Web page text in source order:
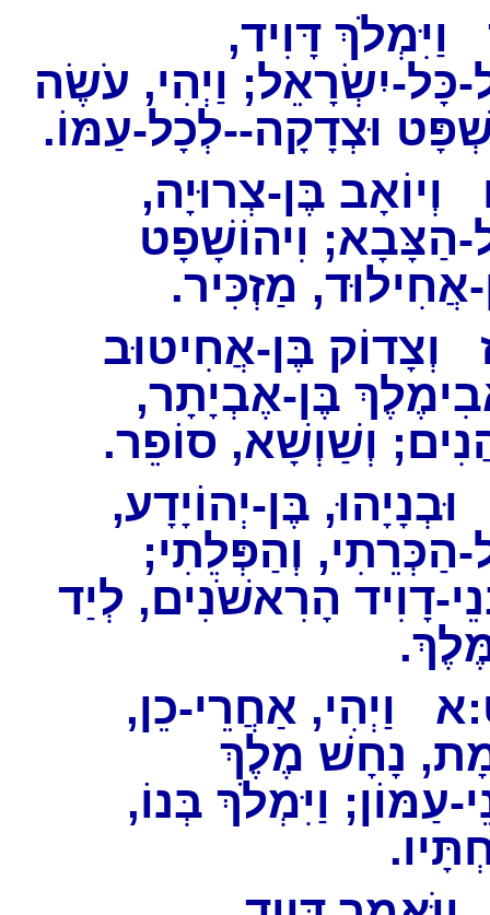
וַיִּמְלֹךְ דָּוִיד,
כָּל-יִשְׂרָאֵל; וַיְהִי, עֹשֶׂה
וּצְדָקָה--לְכָל-עַמּוֹ.
וְיוֹאָב בֶּן-צְרוּיָה,
הַצָּבָא; וִיהוֹשָׁפָט
אֲחִילוּד, מַזְכִּיר.
וְצָדוֹק בֶּן-אֲחִיטוּב
בֶּן-אֶבְיָתָר,
וְשַׁוְשָׁא, סוֹפֵר.
בֶּן-יְהוֹיָדָע,
הַכְּרֵתִי, וְהַפְּלֵתִי;
דָוִיד הָרִאשֹׁנִים, לְיַד
וַיְהִי, אַחֲרֵי-כֵן,
נָחָשׁ מֶלֶךְ
עַמּוֹן; וַיִּמְלֹךְ בְּנוֹ,